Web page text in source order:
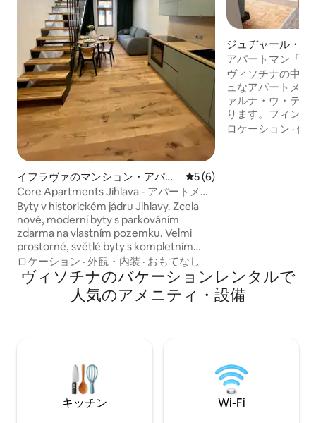
イフラヴァのマンション・アパー
ト
レビュー6件、5つ星中5つ
5 (6)
Core Apartments Jihlava - アパートメン
ト3、メゾネット
Byty v historickém jádru Jihlavy. Zcela
nové, moderní byty s parkováním
zdarma na vlastním pozemku. Velmi
prostorné, světlé byty s kompletním
vybavením. Všechny historické památky,
kulturní zařízení, ZOO, obchody,
restaurace, kavárny a parky v
bezprostřední blízkosti. Wi-Fi a TV s
ロケーション · 外観・内装 · おもてなし
ジュヂャール・ナ
ォウのマンション
アパートマン「
kinem
ヴィソチナの中心
ュなアパートメン
ァルナ・ウ・テ
ります。フィン
ブを備えたリラ
す。カフェのすべ
ロケーション ·価
ヴィソチナのバケーションレンタルで
人気のアメニティ・設備
キッチン Wi-Fi